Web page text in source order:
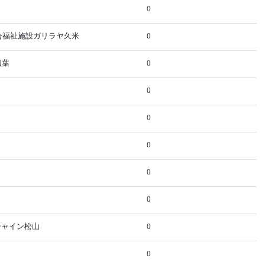
0
祉施設ガリラヤ久米 0
葉 0
0
0
0
0
0
イン松山 0
0